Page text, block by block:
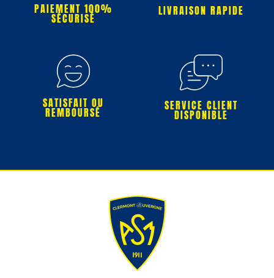
PAIEMENT 100%
SÉCURISÉ
LIVRAISON RAPIDE
SATISFAIT OU
REMBOURSÉ SERVICE CLIENT
DISPONIBLE